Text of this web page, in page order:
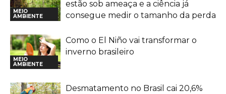
MEIO
AMBIENTE
estão sob ameaça e a ciência já
consegue medir o tamanho da perda
MEIO
AMBIENTE
Como o El Niño vai transformar o
inverno brasileiro
Desmatamento no Brasil cai 20,6%